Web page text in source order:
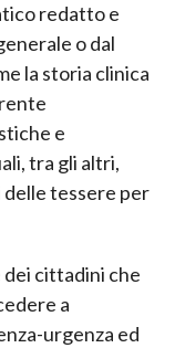
redatto e
o dal
la storia clinica
e
tra gli altri,
tessere per
dei cittadini che
a
urgenza ed